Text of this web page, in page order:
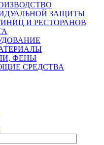
ЗАЩИТЫ
И РЕСТОРАНОВ
ФЕНЫ
СРЕДСТВА